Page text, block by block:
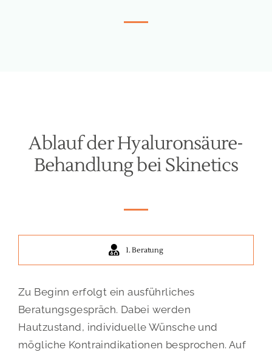
Ablauf der Hyaluronsäure-
Behandlung bei Skinetics
1. Beratung
Zu Beginn erfolgt ein ausführliches
Beratungsgespräch. Dabei werden
Hautzustand, individuelle Wünsche und
mögliche Kontraindikationen besprochen. Auf